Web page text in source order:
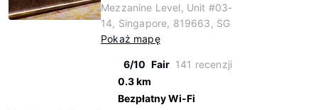
Mezzanine Level, Unit #03-
14, Singapore, 819663, SG
Pokaż mapę
6/10 Fair 141 recenzji
0.3 km
Bezpłatny Wi-Fi